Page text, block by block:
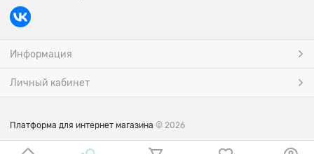
Информация
Личный кабинет
Платформа для интернет магазина © 2026